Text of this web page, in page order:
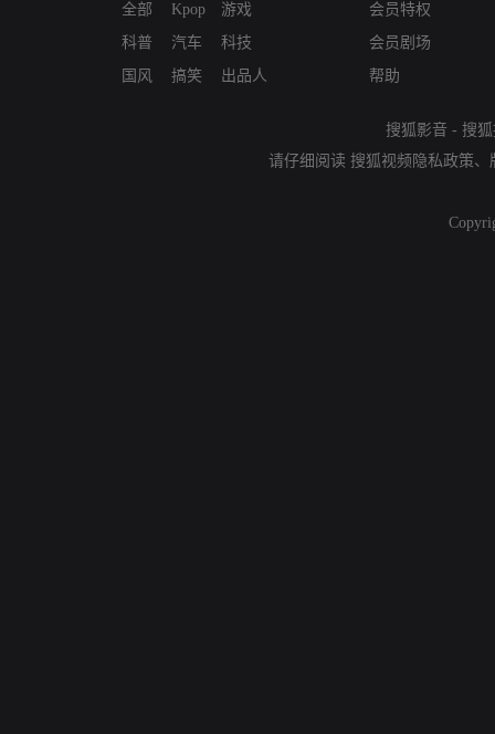
全部
科普
国风
Kpop
汽车
搞笑
游戏
科技
出品人
会员特权
会员剧场
帮助
搜狐影音 - 搜
请仔细阅读 搜狐视频隐私政策、